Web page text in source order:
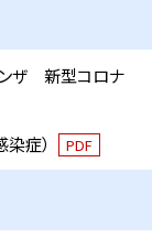
ンザ 新型コロナ
症） PDF